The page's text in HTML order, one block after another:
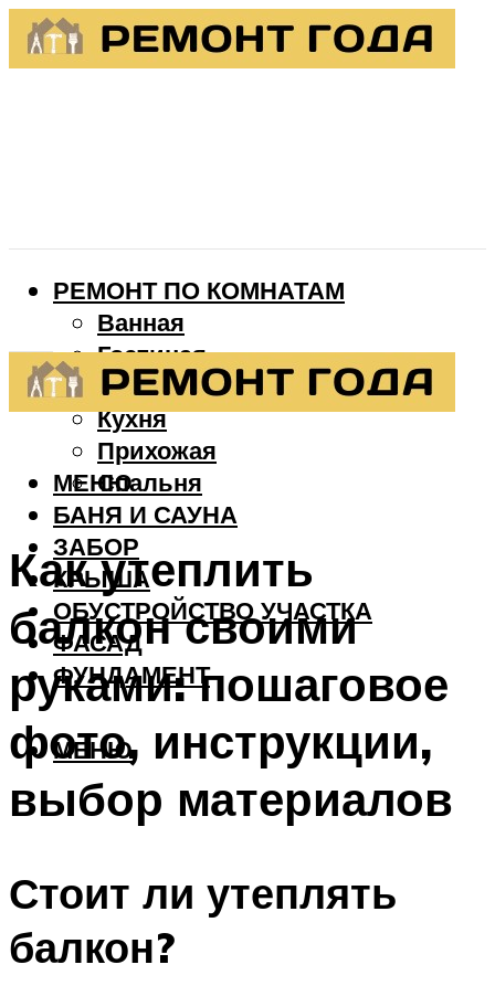
РЕМОНТ ПО КОМНАТАМ
Ванная
Гостиная
Детская
Кухня
Прихожая
Спальня
БАНЯ И САУНА
ЗАБОР
КРЫША
ОБУСТРОЙСТВО УЧАСТКА
ФАСАД
ФУНДАМЕНТ
МЕНЮ
МЕНЮ
Как утеплить
балкон своими
руками: пошаговое
фото, инструкции,
выбор материалов
Стоит ли утеплять
балкон?